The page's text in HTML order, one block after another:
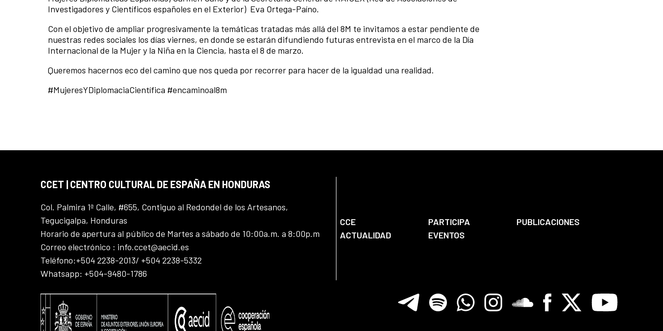
Investigadores y Científicos españoles en el Exterior) Eva Ortega-Paíno.
Con el objetivo de ampliar progresivamente la temáticas tratadas más allá del 8M te invitamos a estar pendiente de
nuestras redes sociales los días viernes, en donde se estarán difundiendo futuras entrevista en el marco de la Día
Internacional de la Mujer y la Niña en la Ciencia, hasta el 8 de marzo.
Queremos hacernos eco del camino que nos queda por recorrer para hacer de la igualdad una realidad.
#MujeresYDiplomaciaCientífica #encaminoal8m
CCET | CENTRO CULTURAL DE ESPAÑA EN HONDURAS
Col. Palmira 1ª Calle, #655, Contiguo al Redondel de los Artesanos,
Tegucigalpa, Honduras
Horario de apertura al público de Martes a sábado de 10:00a.m. a 8:00p.m
Correo electrónico : info.ccet@aecid.es
Teléfono:+504 2238-2013/ +504 2238-5332
Whatsapp: +504-9480-1786
CCE PARTICIPA
PUBLICACIONES
ACTUALIDAD
EVENTOS
TelegramSpotify WhatsappInstagramSoundcloreFacebook
X Youtube